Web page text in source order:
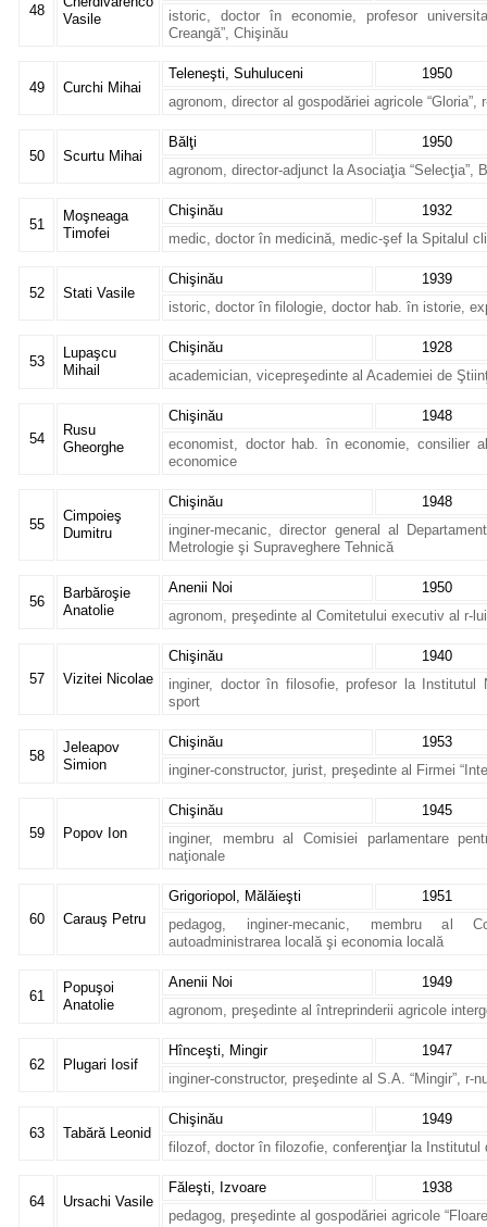
48
Vasile
istoric, doctor în economie, profesor
Creangă”, Chişinău
49 Curchi Mihai
Teleneşti, Suhuluceni
1950
agronom, director al gospodăriei agricole “Gloria”,
50 Scurtu Mihai
Bălţi
1950
agronom, director-adjunct la Asociaţia “Selecţia”,
51
Moşneaga
Timofei
Chişinău
1932
medic, doctor în medicină, medic-şef la Spitalul
52 Stati Vasile
Chişinău
1939
istoric, doctor în filologie, doctor hab. în istorie,
53
Lupaşcu
Mihail
Chişinău
1928
academician, vicepreşedinte al Academiei de
54
Rusu
Gheorghe
Chişinău
1948
economist, doctor hab. în economie, consilier
economice
55
Cimpoieş
Dumitru
Chişinău
1948
inginer-mecanic, director general al
Metrologie şi Supraveghere Tehnică
56
Barbăroşie
Anatolie
Anenii Noi
1950
agronom, preşedinte al Comitetului executiv al r-
57 Vizitei Nicolae
Chişinău
1940
inginer, doctor în filosofie, profesor la Institutul
sport
58
Jeleapov
Simion
Chişinău
1953
inginer-constructor, jurist, preşedinte al Firmei
59 Popov Ion
Chişinău
1945
inginer, membru al Comisiei parlamentare
naţionale
60 Carauş Petru
Grigoriopol, Mălăieşti
1951
pedagog, inginer-mecanic, membru al
autoadministrarea locală şi economia locală
61
Popuşoi
Anatolie
Anenii Noi
1949
agronom, preşedinte al întreprinderii agricole
62 Plugari Iosif
Hînceşti, Mingir
1947
inginer-constructor, preşedinte al S.A. “Mingir”, r-
63 Tabără Leonid
Chişinău
1949
filozof, doctor în filozofie, conferenţiar la Institutul
64 Ursachi Vasile
Făleşti, Izvoare
1938
pedagog, preşedinte al gospodăriei agricole